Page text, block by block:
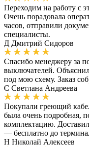
Переходим на работу с
Очень порадовала
часов, отправили
специалисты.
Д Дмитрий Сидоров
Спасибо менеджеру за
выключателей.
под мою схему. Заказ
С Светлана Андреева
Покупали греющий
была очень подробная,
комплектацию.
— бесплатно до
Н Николай Алексеев